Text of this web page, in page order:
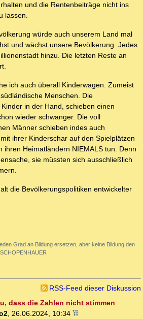
und die Rentenbeiträge nicht ins
lassen.
würde auch unserem Land mal
und wächst unsere Bevölkerung. Jedes
hinzu. Die letzten Reste an
ich auch überall Kinderwagen. Zumeist
Menschen. Die
in der Hand, schieben einen
wieder schwanger. Die voll
Männer schieben indes auch
ihrer Kinderschar auf den Spielplätzen
ihren Heimatländern NIEMALS tun. Denn
sie müssten sich ausschließlich
die Bevölkerungspolitiken entwickelter
Grad an Bildung ersetzen, aber keine Bildung den
RSS-Feed dieser Diskussion
dass die Zahlen nicht stimmen
, 26.06.2024, 10:34